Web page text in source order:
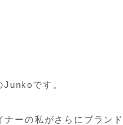
です。
ーの私がさらにブラン